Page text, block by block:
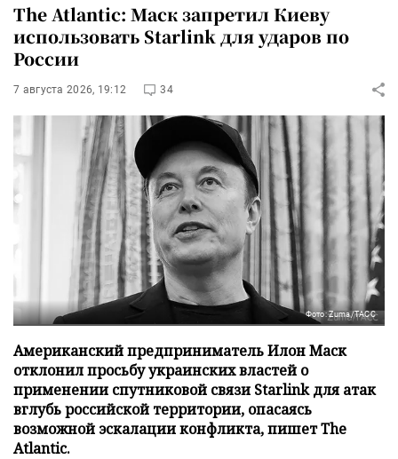
The Atlantic: Маск запретил Киеву
использовать Starlink для ударов по
России
7 августа 2026, 19:12 34
Фото: Zuma/ТАСС
Американский предприниматель Илон Маск
отклонил просьбу украинских властей о
применении спутниковой связи Starlink для атак
вглубь российской территории, опасаясь
возможной эскалации конфликта, пишет The
Atlantic.